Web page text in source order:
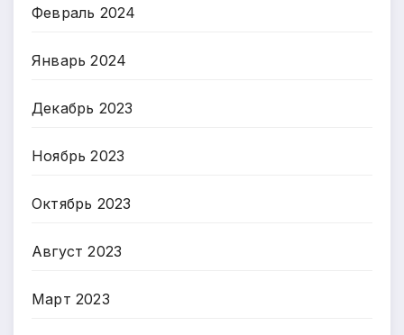
Февраль 2024
Январь 2024
Декабрь 2023
Ноябрь 2023
Октябрь 2023
Август 2023
Март 2023